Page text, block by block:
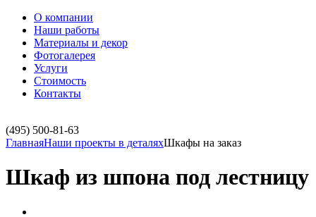
О компании
Наши работы
Материалы и декор
Фотогалерея
Услуги
Стоимость
Контакты
(495) 500-81-63
ГлавнаяНаши проекты в деталяхШкафы на заказ
Шкаф из шпона под лестницу